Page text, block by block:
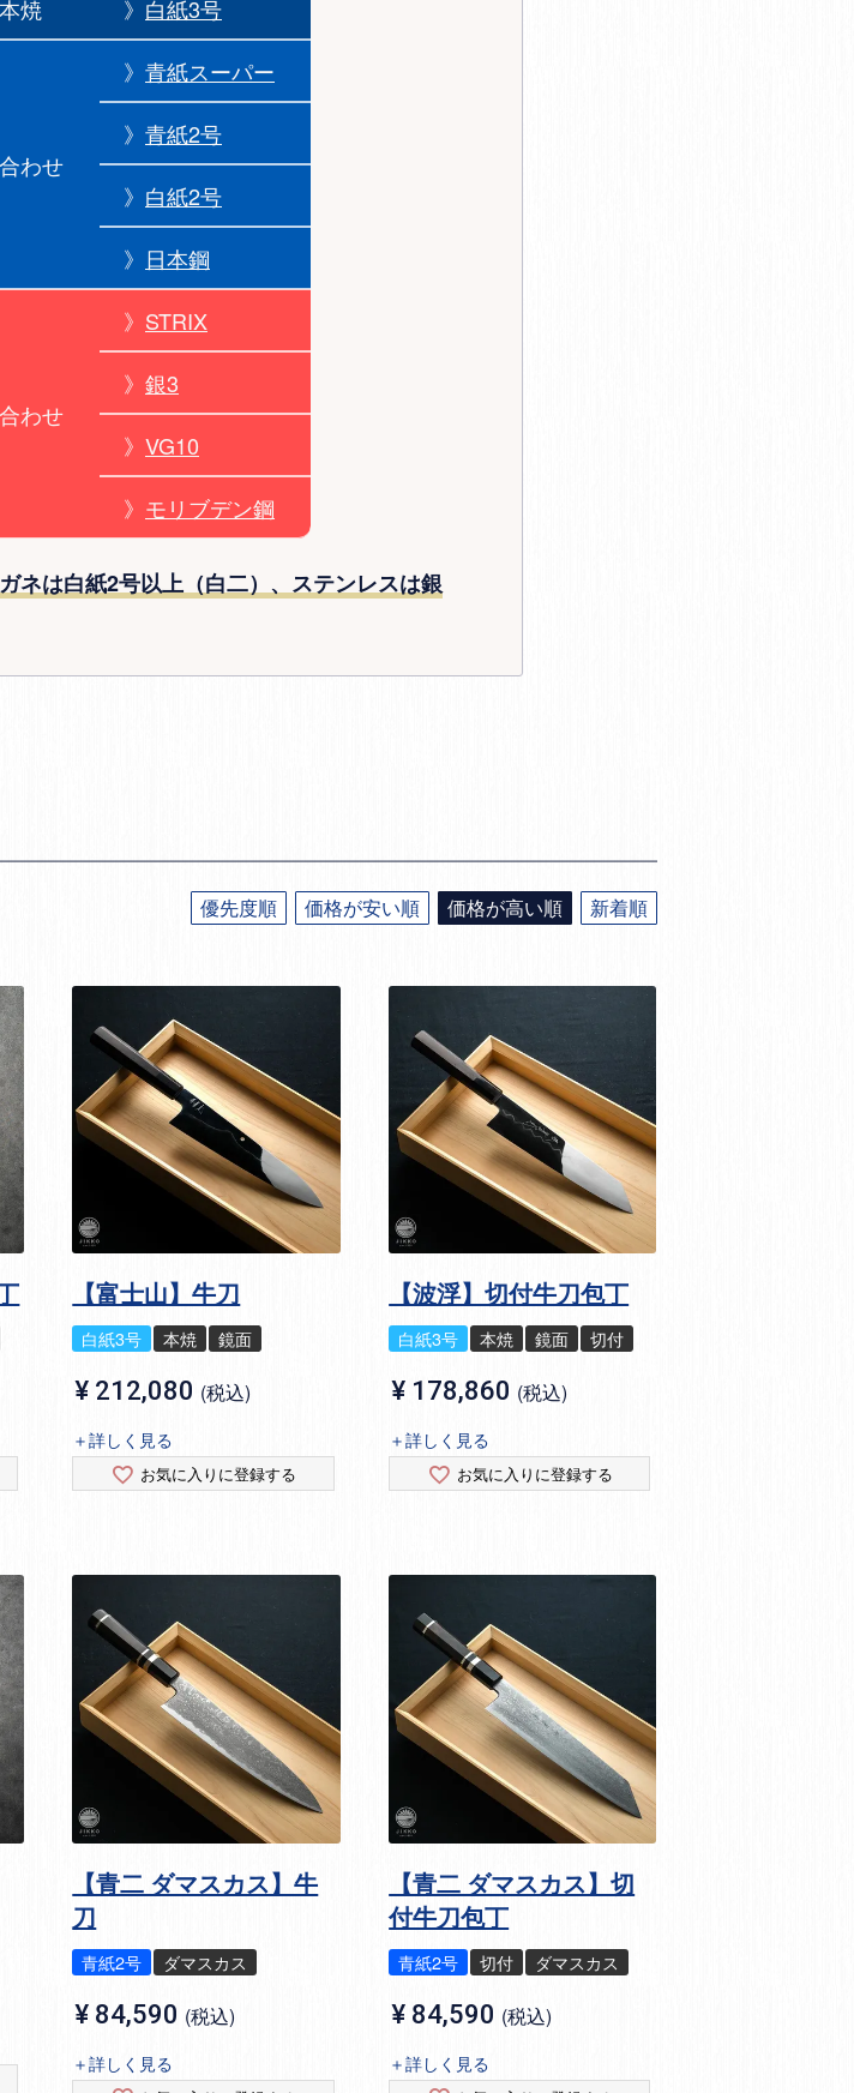
本焼 》 白紙3号
合わせ
》 青紙スーパー
》 青紙2号
》 白紙2号
》 日本鋼
合わせ
》 STRIX
》 銀3
》 VG10
》 モリブデン鋼
ネは白紙2号以上（白二）、ステンレスは銀
優先度順 価格が安い順 価格が高い順 新着順
【富士山】牛刀
白紙3号 本焼 鏡面
¥ 212,080 税込
＋詳しく見る
お気に入りに登録する
【波浮】切付牛刀包丁
白紙3号 本焼 鏡面 切付
¥ 178,860 税込
＋詳しく見る
お気に入りに登録する
【青二 ダマスカス】牛
刀
青紙2号 ダマスカス
¥ 84,590 税込
＋詳しく見る
【青二 ダマスカス】切
付牛刀包丁
青紙2号 切付 ダマスカス
¥ 84,590 税込
＋詳しく見る